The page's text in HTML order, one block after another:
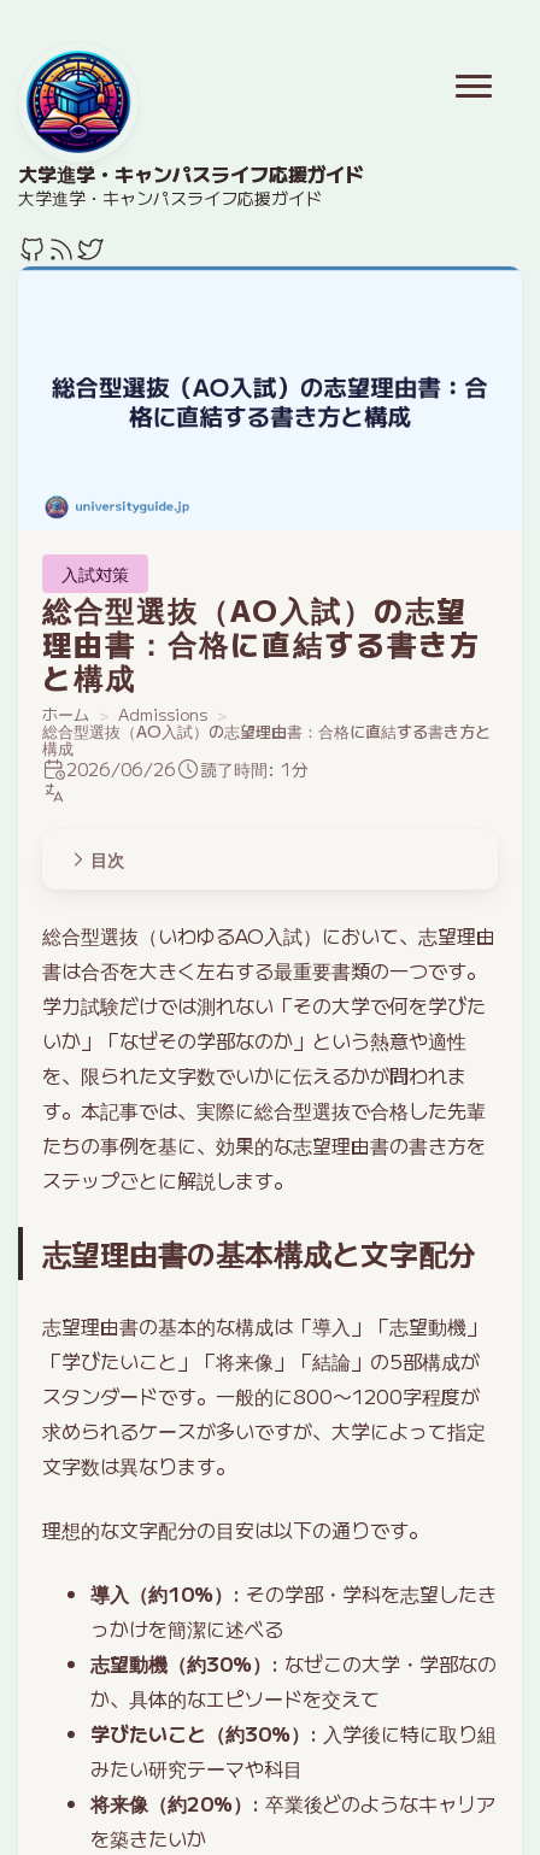
大学進学・キャンパスライフ応援ガイド
大学進学・キャンパスライフ応援ガイド
入試対策
総合型選抜（AO入試）の志望
理由書：合格に直結する書き方
と構成
ホーム Admissions
総合型選抜（AO入試）の志望理由書：合格に直結する書き方と
構成
2026/06/26 読了時間: 1分
目次
総合型選抜（いわゆるAO入試）において、志望理由
書は合否を大きく左右する最重要書類の一つです。
学力試験だけでは測れない「その大学で何を学びた
いか」「なぜその学部なのか」という熱意や適性
を、限られた文字数でいかに伝えるかが問われま
す。本記事では、実際に総合型選抜で合格した先輩
たちの事例を基に、効果的な志望理由書の書き方を
ステップごとに解説します。
志望理由書の基本構成と文字配分
志望理由書の基本的な構成は「導入」「志望動機」
「学びたいこと」「将来像」「結論」の5部構成が
スタンダードです。一般的に800〜1200字程度が
求められるケースが多いですが、大学によって指定
文字数は異なります。
理想的な文字配分の目安は以下の通りです。
導入（約10%） : その学部・学科を志望したき
っかけを簡潔に述べる
志望動機（約30%） : なぜこの大学・学部なの
か、具体的なエピソードを交えて
学びたいこと（約30%） : 入学後に特に取り組
みたい研究テーマや科目
将来像（約20%） : 卒業後どのようなキャリア
を築きたいか